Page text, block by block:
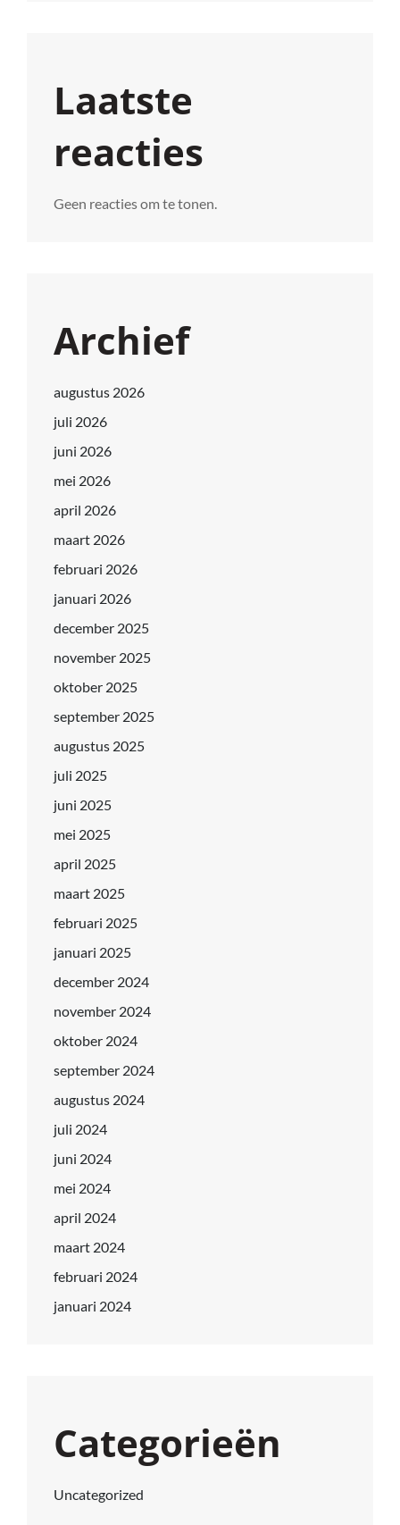
Laatste
reacties
Geen reacties om te tonen.
Archief
augustus 2026
juli 2026
juni 2026
mei 2026
april 2026
maart 2026
februari 2026
januari 2026
december 2025
november 2025
oktober 2025
september 2025
augustus 2025
juli 2025
juni 2025
mei 2025
april 2025
maart 2025
februari 2025
januari 2025
december 2024
november 2024
oktober 2024
september 2024
augustus 2024
juli 2024
juni 2024
mei 2024
april 2024
maart 2024
februari 2024
januari 2024
Categorieën
Uncategorized